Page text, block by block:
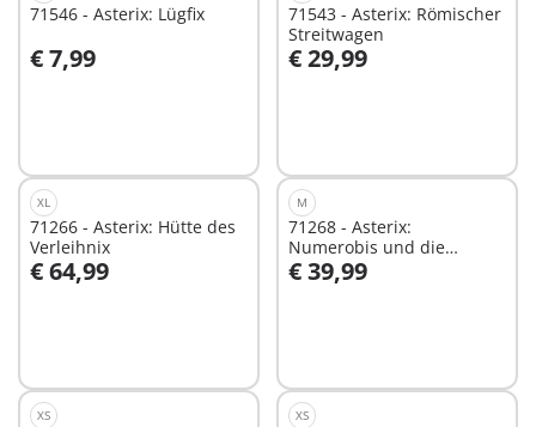
71546 - Asterix: Lügfix
€ 7,99
In den Warenkorb
71543 - Asterix: Römischer
Streitwagen
€ 29,99
In den Warenkorb
XL
71266 - Asterix: Hütte des
Verleihnix
€ 64,99
In den Warenkorb
M
71268 - Asterix:
Numerobis und die
Schlacht um den Palast
€ 39,99
In den Warenkorb
XS XS